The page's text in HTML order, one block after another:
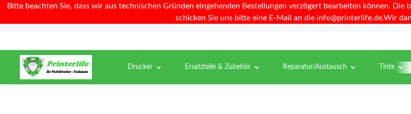
Bitte beachten Sie, dass wir aus technischen Gründen eingehenden Bestellungen verzögert bearbeiten können. Die
schicken Sie uns bitte eine E-Mail an die info@printerlife.de.Wir
Drucker Ersatzteile & Zubehör Reparatur/Austausch Tinte